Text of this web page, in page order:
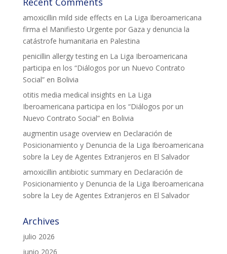
amoxicillin mild side effects en La Liga Iberoamericana
firma el Manifiesto Urgente por Gaza y denuncia la
catástrofe humanitaria en Palestina
penicillin allergy testingen La Liga Iberoamericana
participa en los “Diálogos por un Nuevo Contrato
Social” en Bolivia
otitis media medical insights en La Liga
Iberoamericana participa en los “Diálogos por un
Nuevo Contrato Social” en Bolivia
augmentin usage overviewen Declaración de
Posicionamiento y Denuncia de la Liga Iberoamericana
sobre la Ley de Agentes Extranjeros en El Salvador
amoxicillin antibiotic summaryen Declaración de
Posicionamiento y Denuncia de la Liga Iberoamericana
sobre la Ley de Agentes Extranjeros en El Salvador
Archives
julio 2026
junio 2026